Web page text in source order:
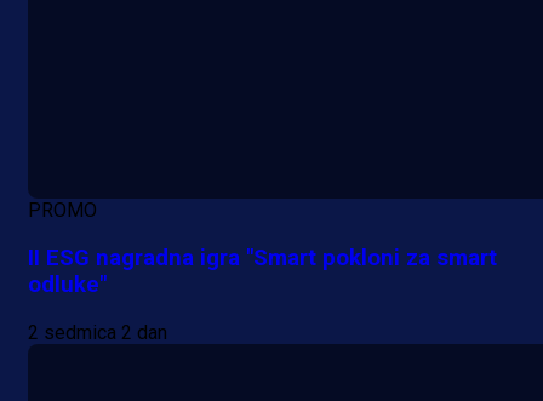
PROMO
II ESG nagradna igra "Smart pokloni za smart
odluke"
2 sedmica 2 dan